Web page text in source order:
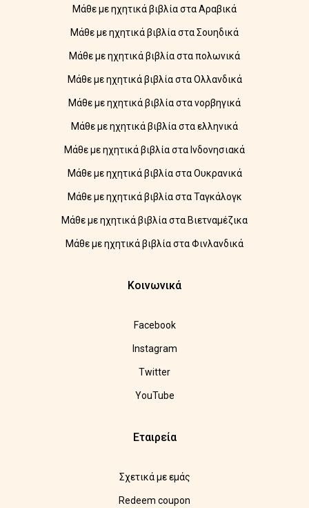
Μάθε με ηχητικά βιβλία στα Αραβικά
Μάθε με ηχητικά βιβλία στα Σουηδικά
Μάθε με ηχητικά βιβλία στα πολωνικά
Μάθε με ηχητικά βιβλία στα Ολλανδικά
Μάθε με ηχητικά βιβλία στα νορβηγικά
Μάθε με ηχητικά βιβλία στα ελληνικά
Μάθε με ηχητικά βιβλία στα Ινδονησιακά
Μάθε με ηχητικά βιβλία στα Ουκρανικά
Μάθε με ηχητικά βιβλία στα Ταγκάλογκ
Μάθε με ηχητικά βιβλία στα Βιετναμέζικα
Μάθε με ηχητικά βιβλία στα Φινλανδικά
Κοινωνικά
Facebook
Instagram
Twitter
YouTube
Εταιρεία
Σχετικά με εμάς
Redeem coupon